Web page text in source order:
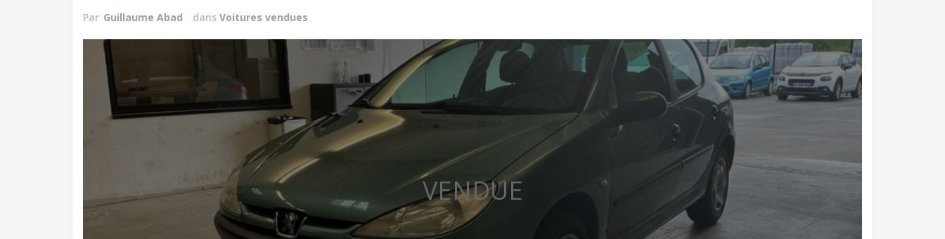
Par Guillaume Abad dans Voitures vendues
VENDUE